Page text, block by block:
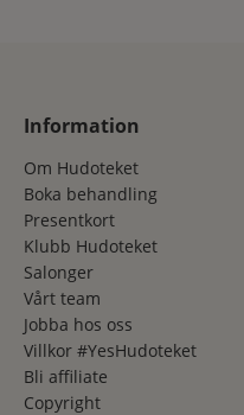
Information
Om Hudoteket
Boka behandling
Presentkort
Klubb Hudoteket
Salonger
Vårt team
Jobba hos oss
Villkor #YesHudoteket
Bli affiliate
Copyright